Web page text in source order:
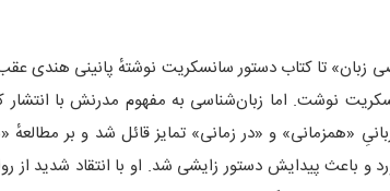
زبان» تا کتاب دستور سانسکریت نوشتهٔ پانینی هندی
نوشت. اما زبان‌شناسی به مفهوم مدرنش با
«همزمانی» و «در زمانی» تمایز قائل شد و بر مطالعهٔ
و باعث پیدایش دستور زایشی شد. او با انتقاد شدید از